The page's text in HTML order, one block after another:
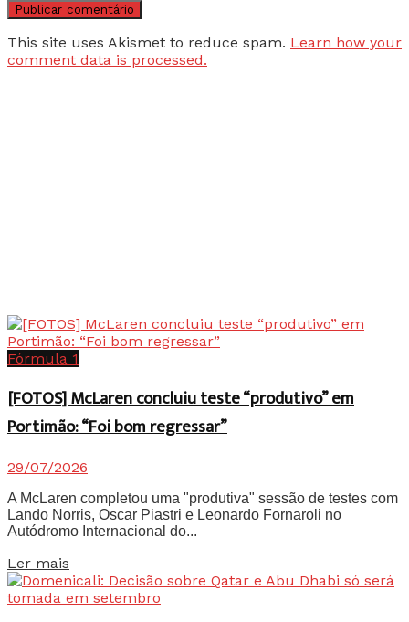
This site uses Akismet to reduce spam. Learn how your
comment data is processed.
Fórmula 1
[FOTOS] McLaren concluiu teste “produtivo” em
Portimão: “Foi bom regressar”
29/07/2026
A McLaren completou uma "produtiva" sessão de testes com
Lando Norris, Oscar Piastri e Leonardo Fornaroli no
Autódromo Internacional do...
Ler mais